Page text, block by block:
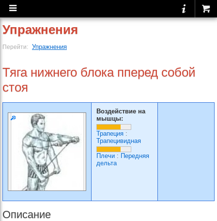
Упражнения
Перейти: Упражнения
Тяга нижнего блока пперед собой
стоя
Воздействие на
мышцы:
Трапеция :
Трапецивидная
Плечи : Передняя
дельта
Описание